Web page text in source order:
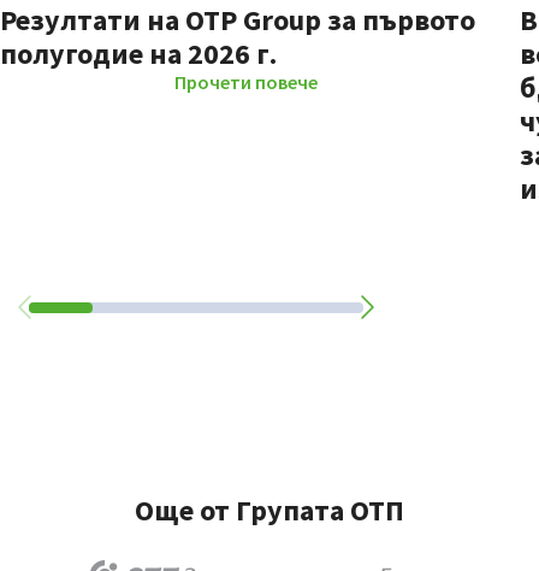
Резултати на OTP Group за първото
полугодие на 2026 г.
Прочети повече
Още от Групата ОТП